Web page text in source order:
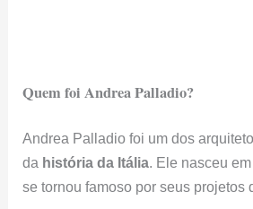
Quem foi Andrea Palladio?
Andrea Palladio foi um dos
da história da Itália. Ele nasceu
se tornou famoso por seus projetos